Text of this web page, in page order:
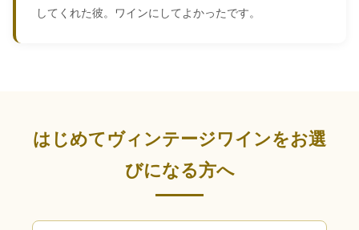
してくれた彼。ワインにしてよかったです。
はじめてヴィンテージワインをお選
びになる方へ